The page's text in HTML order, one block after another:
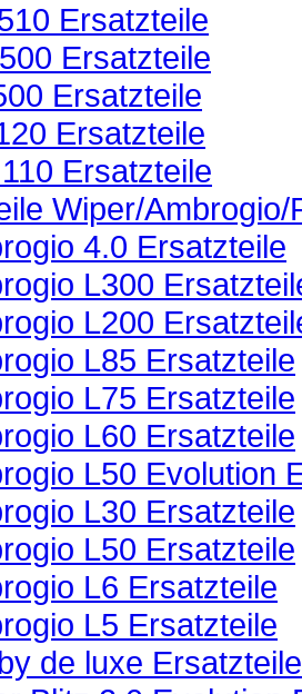
Ersatzteile
Ersatzteile
Ersatzteile
Ersatzteile
Ersatzteile
Wiper/Ambrogio/
4.0 Ersatzteile
L300
L200
L85 Ersatzteile
L75 Ersatzteile
L60 Ersatzteile
L50 Evolution
L30 Ersatzteile
L50 Ersatzteile
L6 Ersatzteile
L5 Ersatzteile
de luxe Ersatzteile